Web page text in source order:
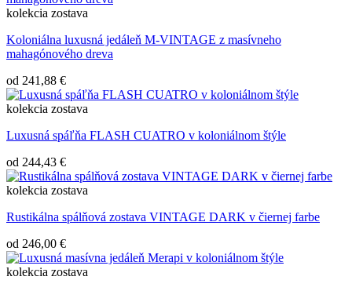
kolekcia zostava
Koloniálna luxusná jedáleň M-VINTAGE z masívneho
mahagónového dreva
od 241,88 €
kolekcia zostava
Luxusná spáľňa FLASH CUATRO v koloniálnom štýle
od 244,43 €
kolekcia zostava
Rustikálna spálňová zostava VINTAGE DARK v čiernej farbe
od 246,00 €
kolekcia zostava